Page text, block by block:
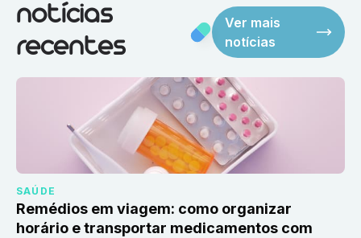
notícias
recentes
Ver mais
notícias
SAÚDE
Remédios em viagem: como organizar
horário e transportar medicamentos com